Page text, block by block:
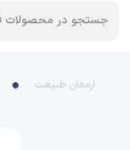
ارمغان طبیعت